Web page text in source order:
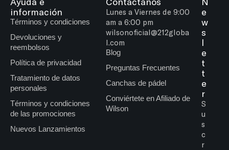
información
Términos y condiciones
Devoluciones y
reembolsos
Política de privacidad
Tratamiento de datos
personales
Términos y condiciones
de las promociones
Nuevos Lanzamientos
Lunes a Viernes de 9:00
am a 6:00 pm
wilsonoficial@212globa
l.com
Blog
Preguntas Frecuentes
Canchas de pádel
Conviértete en Afiliado de
Wilson
e
w
s
l
e
t
t
e
r
S
u
s
c
r